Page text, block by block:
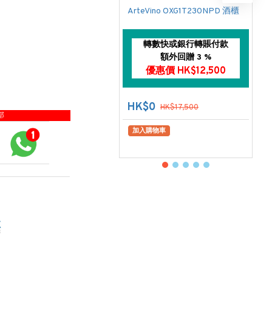
ArteVino OXG1T230NPD 酒櫃
轉數快或銀行轉賬付款
額外回贈 3 %
優惠價 HK$12,500
HK$0 HK$17,500
加入購物車